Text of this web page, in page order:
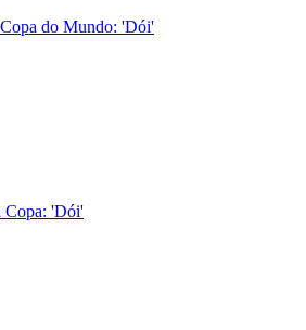
Copa do Mundo: 'Dói'
Copa: 'Dói'